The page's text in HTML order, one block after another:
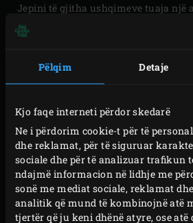
Pëlqim Detaje
Kjo faqe interneti përdor skedarë
Ne i përdorim cookie-t për të
dhe reklamat, për të siguruar
sociale dhe për të analizuar trafikun
ndajmë informacion në lidhje me
sonë me mediat sociale, reklamat
analitik që mund të kombinojnë atë
tjertër që ju keni dhënë atyre, ose atë
Jepini të gjitha ushqimeve tuaja një
me shije të tymosur duke përdorur
në qymyrin tuaj ose hedhni një
dyja; kjo është e gjitha çështje e
Ashkëlat e drurit përshtaten me çdo
arrës është i përshtatshëm për
kuq, gjeldetit dhe pulës. Duri i arrës
peshkut dhe shpezëve një aromë të